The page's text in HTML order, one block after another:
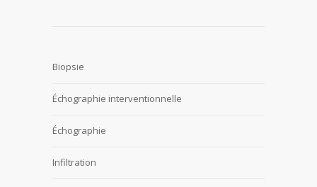
Biopsie
Échographie interventionnelle
Échographie
Infiltration